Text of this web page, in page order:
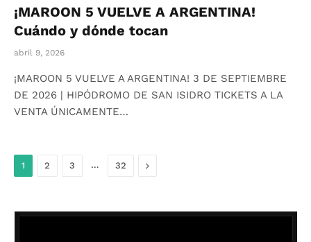
¡MAROON 5 VUELVE A ARGENTINA!
Cuándo y dónde tocan
abril 9, 2026
¡MAROON 5 VUELVE A ARGENTINA! 3 DE SEPTIEMBRE
DE 2026 | HIPÓDROMO DE SAN ISIDRO TICKETS A LA
VENTA ÚNICAMENTE…
1 2 3 … 32 Siguiente